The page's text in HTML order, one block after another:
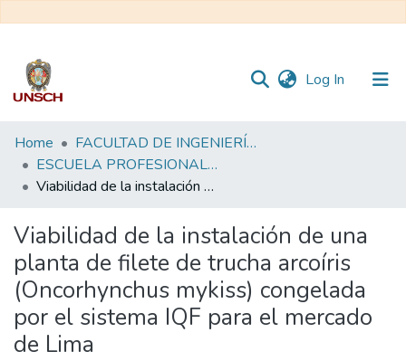
Log In (current)
Communities
&
Collections
Statistics
Home
FACULTAD DE INGENIERÍA QUÍMICA Y METALURGIA
ESCUELA PROFESIONAL DE INGENIERÍA EN INDUSTRIAS ALIMENTARIAS
Viabilidad de la instalación de una planta de filete de trucha arcoíris (Oncorhynchus mykiss) congelada por el sistema IQF para el mercado de Lima
Viabilidad de la instalación de una
planta de filete de trucha arcoíris
(Oncorhynchus mykiss) congelada
por el sistema IQF para el mercado
de Lima